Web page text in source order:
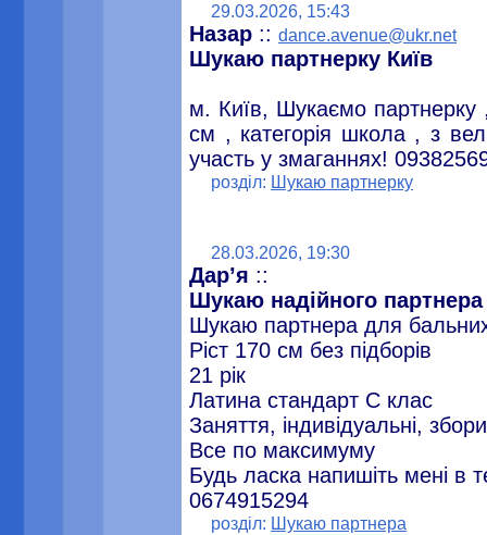
29.03.2026, 15:43
Назар :: dance.avenue@ukr.net
Шукаю партнерку Київ
м. Київ, Шукаємо партнерку
см , категорія школа , з
участь у змаганнях!
розділ: Шукаю партнерку
28.03.2026, 19:30
Дарʼя ::
Шукаю надійного партнера
Шукаю партнера для бальних
Ріст 170 см без підборів
21 рік
Латина стандарт С клас
Заняття, індивідуальні,
Все по максимуму
Будь ласка напишіть мені в
0674915294
розділ: Шукаю партнера